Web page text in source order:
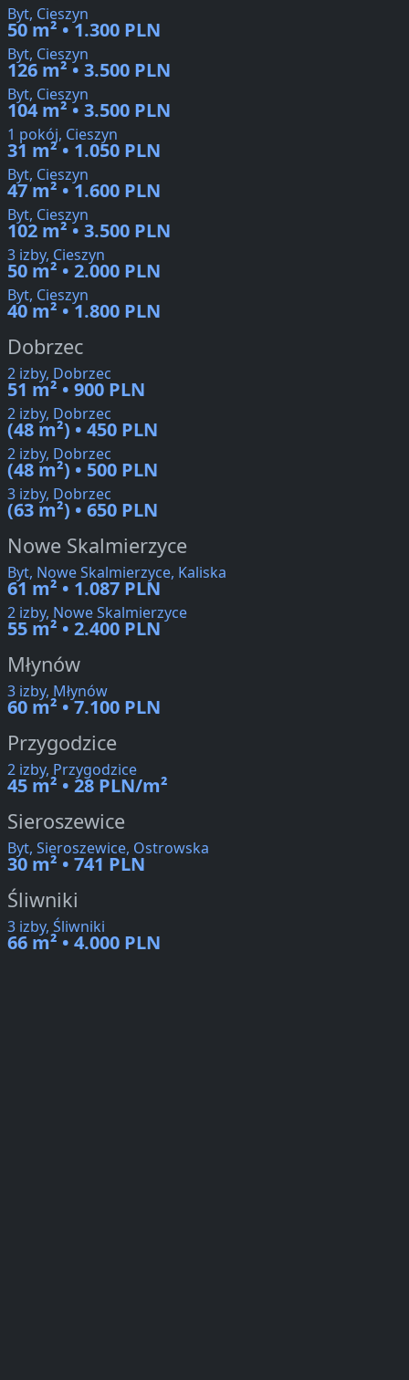
Byt, Cieszyn
50 m² • 1.300 PLN
Byt, Cieszyn
126 m² • 3.500 PLN
Byt, Cieszyn
104 m² • 3.500 PLN
1 pokój, Cieszyn
31 m² • 1.050 PLN
Byt, Cieszyn
47 m² • 1.600 PLN
Byt, Cieszyn
102 m² • 3.500 PLN
3 izby, Cieszyn
50 m² • 2.000 PLN
Byt, Cieszyn
40 m² • 1.800 PLN
Dobrzec
2 izby, Dobrzec
51 m² • 900 PLN
2 izby, Dobrzec
(48 m²) • 450 PLN
2 izby, Dobrzec
(48 m²) • 500 PLN
3 izby, Dobrzec
(63 m²) • 650 PLN
Nowe Skalmierzyce
Byt, Nowe Skalmierzyce, Kaliska
61 m² • 1.087 PLN
2 izby, Nowe Skalmierzyce
55 m² • 2.400 PLN
Młynów
3 izby, Młynów
60 m² • 7.100 PLN
Przygodzice
2 izby, Przygodzice
45 m² • 28 PLN/m²
Sieroszewice
Byt, Sieroszewice, Ostrowska
30 m² • 741 PLN
Śliwniki
3 izby, Śliwniki
66 m² • 4.000 PLN